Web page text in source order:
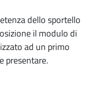
dello sportello
il modulo di
ad un primo
presentare.